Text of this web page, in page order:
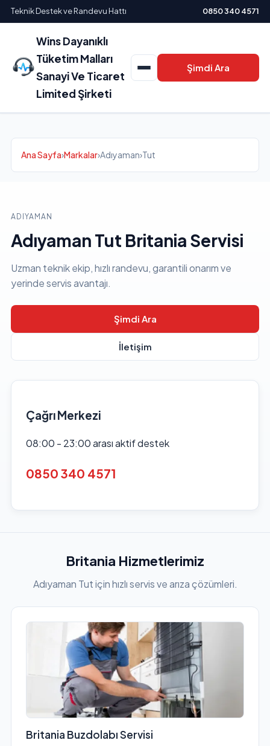
Teknik Destek ve Randevu Hattı 0850 340 4571
Wins Dayanıklı
Tüketim Malları
Sanayi Ve Ticaret
Limited Şirketi
Şimdi Ara
Ana Sayfa›Markalar›Adıyaman›Tut
ADIYAMAN
Adıyaman Tut Britania Servisi
Uzman teknik ekip, hızlı randevu, garantili onarım ve
yerinde servis avantajı.
Şimdi Ara
İletişim
Çağrı Merkezi
08:00 - 23:00 arası aktif destek
0850 340 4571
Britania Hizmetlerimiz
Adıyaman Tut için hızlı servis ve arıza çözümleri.
Britania Buzdolabı Servisi